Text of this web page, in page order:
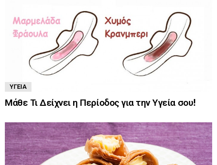
ΥΓΕΊΑ
Μάθε Τι Δείχνει η Περίοδος για την Υγεία σου!